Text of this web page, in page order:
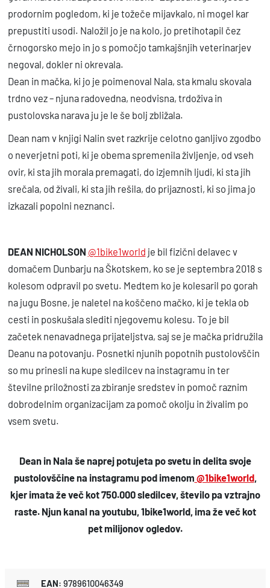
prodornim pogledom, ki je tožeče mijavkalo, ni mogel kar
prepustiti usodi. Naložil jo je na kolo, jo pretihotapil čez
črnogorsko mejo in jo s pomočjo tamkajšnjih veterinarjev
negoval, dokler ni okrevala.
Dean in mačka, ki jo je poimenoval Nala, sta kmalu skovala
trdno vez – njuna radovedna, neodvisna, trdoživa in
pustolovska narava ju je le še bolj zbližala.
Dean nam v knjigi Nalin svet razkrije celotno ganljivo zgodbo
o neverjetni poti, ki je obema spremenila življenje, od vseh
ovir, ki sta jih morala premagati, do izjemnih ljudi, ki sta jih
srečala, od živali, ki sta jih rešila, do prijaznosti, ki so jima jo
izkazali popolni neznanci.
DEAN NICHOLSON @1bike1world je bil fizični delavec v
domačem Dunbarju na Škotskem, ko se je septembra 2018 s
kolesom odpravil po svetu. Medtem ko je kolesaril po gorah
na jugu Bosne, je naletel na koščeno mačko, ki je tekla ob
cesti in poskušala slediti njegovemu kolesu. To je bil
začetek nenavadnega prijateljstva, saj se je mačka pridružila
Deanu na potovanju. Posnetki njunih popotnih pustolovščin
so mu prinesli na kupe sledilcev na instagramu in ter
številne priložnosti za zbiranje sredstev in pomoč raznim
dobrodelnim organizacijam za pomoč okolju in živalim po
vsem svetu.
Dean in Nala še naprej potujeta po svetu in delita svoje
pustolovščine na instagramu pod imenom @1bike1world,
kjer imata že več kot 750.000 sledilcev, število pa vztrajno
raste. Njun kanal na youtubu, 1bike1world, ima že več kot
pet milijonov ogledov.
EAN: 9789610046349